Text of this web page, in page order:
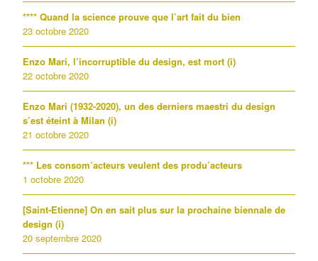
**** Quand la science prouve que l’art fait du bien
23 octobre 2020
Enzo Mari, l’incorruptible du design, est mort (i)
22 octobre 2020
Enzo Mari (1932-2020), un des derniers maestri du design
s’est éteint à Milan (i)
21 octobre 2020
*** Les consom’acteurs veulent des produ’acteurs
1 octobre 2020
[Saint-Etienne] On en sait plus sur la prochaine biennale de
design (i)
20 septembre 2020